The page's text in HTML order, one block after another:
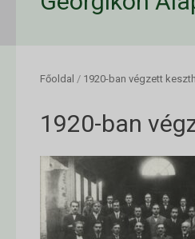
Főoldal / 1920-ban végzett
1920-ban